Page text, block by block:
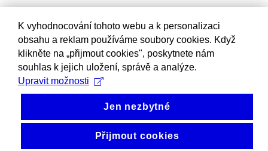
K vyhodnocování tohoto webu a k personalizaci
obsahu a reklam používáme soubory cookies. Když
klikněte na „přijmout cookies", poskytnete nám
souhlas k jejich uložení, správě a analýze.
Upravit možnosti
Jen nezbytné
Přijmout cookies